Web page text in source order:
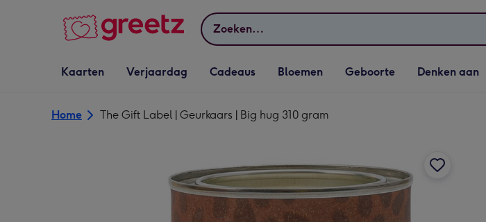
Zoeken
Vervolgkeuzelijst
Kaarten openen
Kaarten
Vervolgkeuzelijst
Verjaardag openen
Verjaardag
Vervolgkeuzelijst
Cadeaus openen
Cadeaus
Vervolgkeuzelijst
Bloemen openen
Bloemen
Vervolgkeuzelijst
Geboorte openen
Geboorte
Vervolgkeuzelijst
Denken aan openen
Denken aan
Home The Gift Label | Geurkaars | Big hug 310 gram